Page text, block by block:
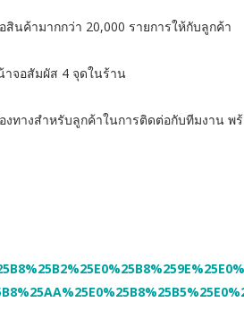
นค้ามากกว่า 20,000 รายการให้กับลูกค้า
จอสัมผัส 4 จุดในร้าน
างสำหรับลูกค้าในการติดต่อกับทีมงาน พ